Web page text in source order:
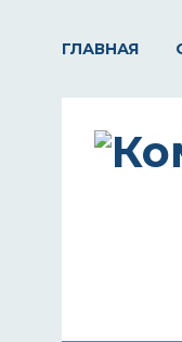
ГЛАВНАЯ